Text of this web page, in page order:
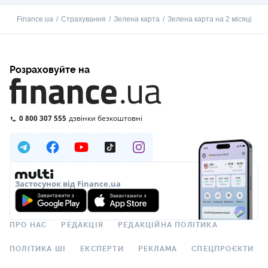
Finance.ua Страхування Зелена карта Зелена карта на 2 місяці
Розраховуйте на
0 800 307 555 дзвінки безкоштовні
Застосунок від Finance.ua
ПРО НАС РЕДАКЦІЯ РЕДАКЦІЙНА ПОЛІТИКА
ПОЛІТИКА ШІ ЕКСПЕРТИ РЕКЛАМА СПЕЦПРОЄКТИ